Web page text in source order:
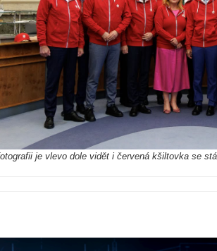
je vlevo dole vidět i červená kšiltovka se